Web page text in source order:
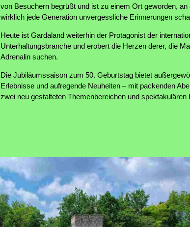
von Besuchern begrüßt und ist zu einem Ort geworden, an
wirklich jede Generation unvergessliche Erinnerungen
Heute ist Gardaland weiterhin der Protagonist der
Unterhaltungsbranche und erobert die Herzen derer, die
Adrenalin suchen.
Die Jubiläumssaison zum 50. Geburtstag bietet
Erlebnisse und aufregende Neuheiten – mit packenden
zwei neu gestalteten Themenbereichen und spektakulären